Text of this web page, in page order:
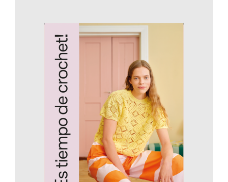
AÑADIR AL CARRITO
/
DETALLES